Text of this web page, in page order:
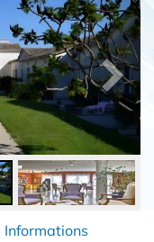
Informations